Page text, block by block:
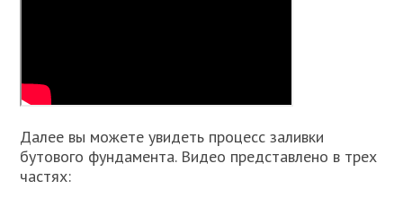
Далее вы можете увидеть процесс заливки
бутового фундамента. Видео представлено в трех
частях: